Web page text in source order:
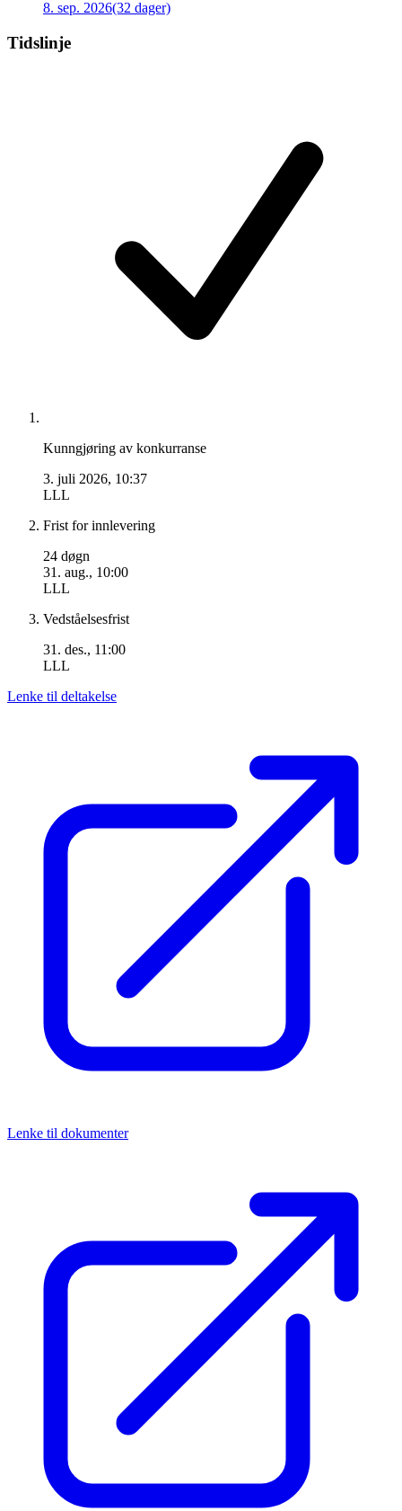
8. sep. 2026(32 dager)
Tidslinje
Kunngjøring av konkurranse
3. juli 2026, 10:37
LLL
Frist for innlevering
24 døgn
31. aug., 10:00
LLL
Vedståelsesfrist
31. des., 11:00
LLL
Lenke til deltakelse
Lenke til dokumenter